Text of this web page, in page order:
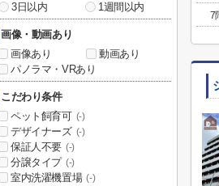
7
3日以内
1週間以内
画像・動画あり
画像あり
動画あり
パノラマ・VRあり
こだわり条件
ペット飼育可 (-)
デザイナーズ (-)
保証人不要 (-)
分譲タイプ (-)
室内洗濯機置場 (-)